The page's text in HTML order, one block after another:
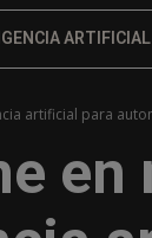
ARTIFICIAL
artificial para
en